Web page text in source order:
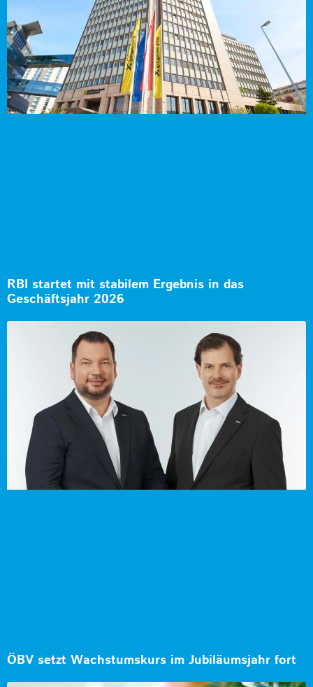
RBI startet mit stabilem Ergebnis in das
Geschäftsjahr 2026
ÖBV setzt Wachstumskurs im Jubiläumsjahr fort